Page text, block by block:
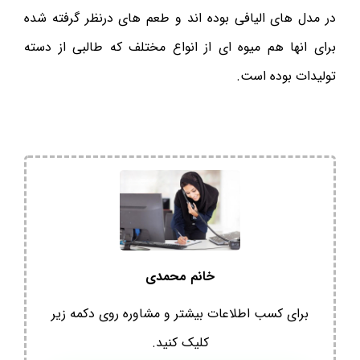
در مدل های الیافی بوده اند و طعم های درنظر گرفته شده
برای انها هم میوه ای از انواع مختلف که طالبی از دسته
تولیدات بوده است.
خانم محمدی
برای کسب اطلاعات بیشتر و مشاوره روی دکمه زیر
کلیک کنید.